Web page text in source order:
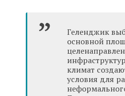
Геленджик
основной
климат
условия для